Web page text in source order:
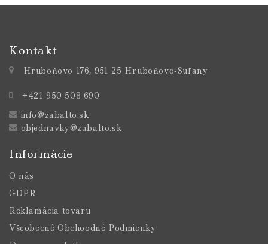
Kontakt
Hruboňovo 176, 951 25 Hruboňovo-Suľany
+421 950 508 690
info@zabalto.sk
objednavky@zabalto.sk
Informácie
O nás
GDPR
Reklamácia tovaru
Všeobecné Obchoodné Podmienky